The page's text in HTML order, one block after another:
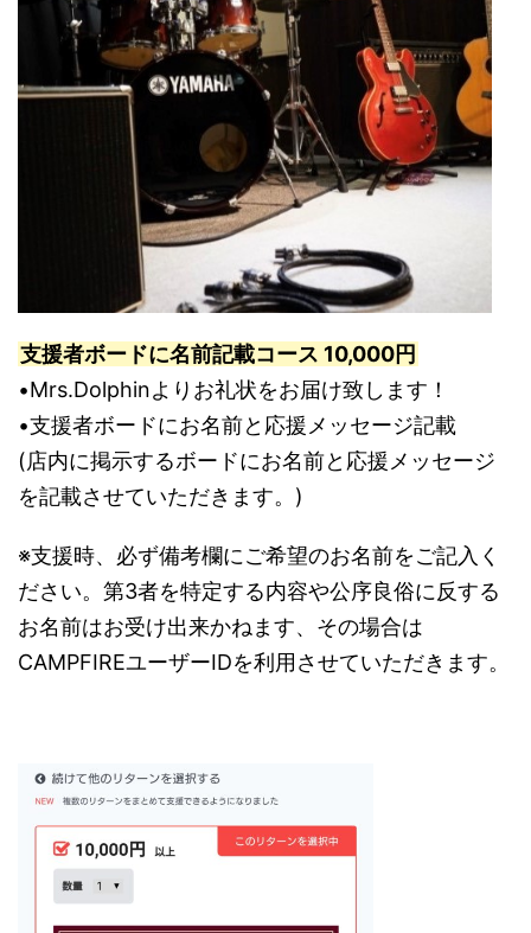
支援者ボードに名前記載コース 10,000円
•Mrs.Dolphinよりお礼状をお届け致します！
•支援者ボードにお名前と応援メッセージ記載
(店内に掲示するボードにお名前と応援メッセージ
を記載させていただきます。)
※支援時、必ず備考欄にご希望のお名前をご記入く
ださい。第3者を特定する内容や公序良俗に反する
お名前はお受け出来かねます、その場合は
CAMPFIREユーザーIDを利用させていただきます。